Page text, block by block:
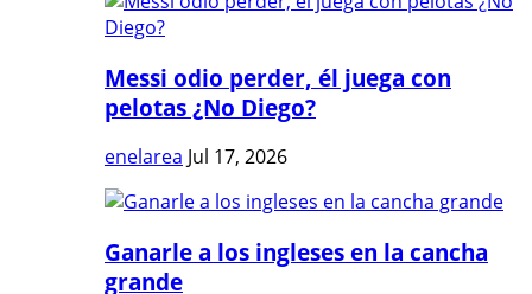
Messi odio perder, él juega con
pelotas ¿No Diego?
enelarea Jul 17, 2026
Ganarle a los ingleses en la cancha
grande